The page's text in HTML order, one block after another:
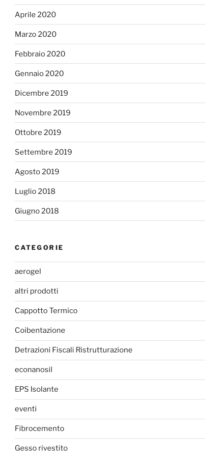
Aprile 2020
Marzo 2020
Febbraio 2020
Gennaio 2020
Dicembre 2019
Novembre 2019
Ottobre 2019
Settembre 2019
Agosto 2019
Luglio 2018
Giugno 2018
CATEGORIE
aerogel
altri prodotti
Cappotto Termico
Coibentazione
Detrazioni Fiscali Ristrutturazione
econanosil
EPS Isolante
eventi
Fibrocemento
Gesso rivestito